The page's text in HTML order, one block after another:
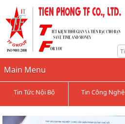
Main Menu
Tin Tức Nội Bộ Tin Công Nghệ